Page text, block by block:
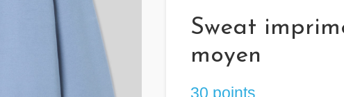
Sweat
moyen
30 points